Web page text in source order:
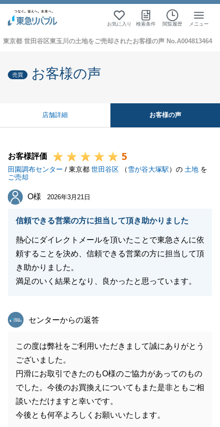
お気に入り 検索条件 閲覧履歴 メニュー
東京都 世田谷区東玉川の土地をご売却されたお客様の声 No.A004813464
売買 お客様の声
店舗詳細 お客様の声
お客様評価 5
田園調布センター / 東京都 世田谷区 （雪が谷大塚駅）の 土地 を
ご売却
O様
O様 2026年3月21日
信頼できる営業の方に担当して頂き助かりました
熱心にダイレクトメールを頂いたことで東急さんに依
頼することを決め、信頼できる営業の方に担当して頂
き助かりました。
満足のいく結果となり、良かったと思っています。
東急リバブル
センターからの返答
この度は弊社をご利用いただきまして誠にありがとう
ございました。
円滑にお取引できたのもO様のご協力があってのもの
でした。今後のお買換えについてもまた是非ともご相
談いただけますと幸いです。
今後とも何卒よろしくお願いいたします。